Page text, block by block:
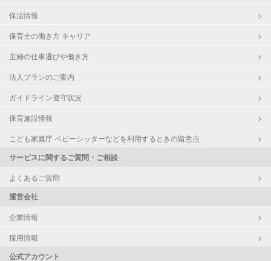
保活情報
保育士の働き方 キャリア
主婦の仕事選びや働き方
法人プランのご案内
ガイドライン遵守状況
保育施設情報
こども家庭庁 ベビーシッターなどを利用するときの留意点
サービスに関するご質問・ご相談
よくあるご質問
運営会社
企業情報
採用情報
公式アカウント